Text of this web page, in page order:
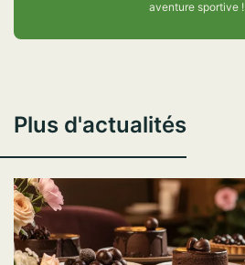
aventure sportive !
Plus d'actualités